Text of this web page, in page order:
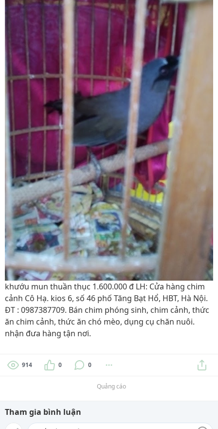
khướu mun thuần thục 1.600.000 đ LH: Cửa hàng chim
cảnh Cô Hạ. kios 6, số 46 phố Tăng Bạt Hổ, HBT, Hà Nội.
ĐT : 0987387709. Bán chim phóng sinh, chim cảnh, thức
ăn chim cảnh, thức ăn chó mèo, dụng cụ chăn nuôi.
nhận đưa hàng tận nơi.
914 0 0
Quảng cáo
Tham gia bình luận